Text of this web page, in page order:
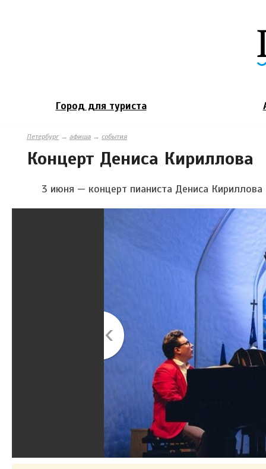
Город для туриста
Петербург→ афиша → события
Концерт Дениса Кириллова
3 июня — концерт пианиста Дениса Кириллова